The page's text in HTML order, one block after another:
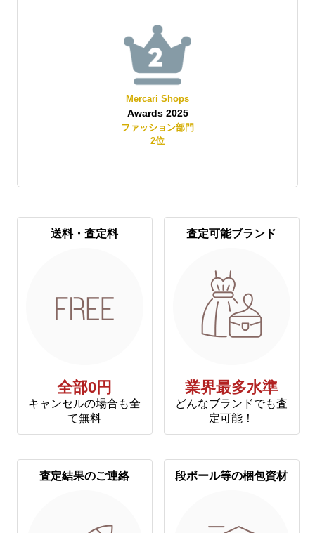
Mercari Shops
Awards 2025
ファッション部門
2位
送料・査定料
全部0円
キャンセルの場合も全
て無料
査定可能ブランド
業界最多水準
どんなブランドでも査
定可能！
査定結果のご連絡 段ボール等の梱包資材